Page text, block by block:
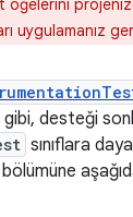
öğelerini
uygulamanız
gibi, desteği
sınıflara
bölümüne